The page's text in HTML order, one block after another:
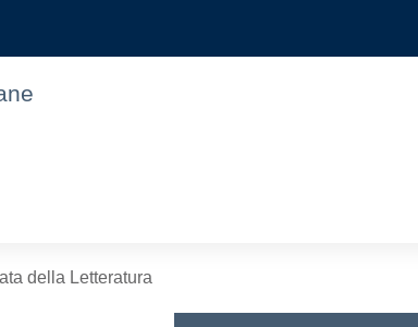
della Letteratura